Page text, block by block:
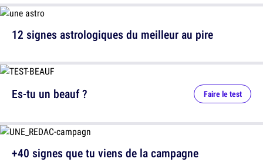
12 signes astrologiques du meilleur au pire
Es-tu un beauf ? Faire le test
+40 signes que tu viens de la campagne